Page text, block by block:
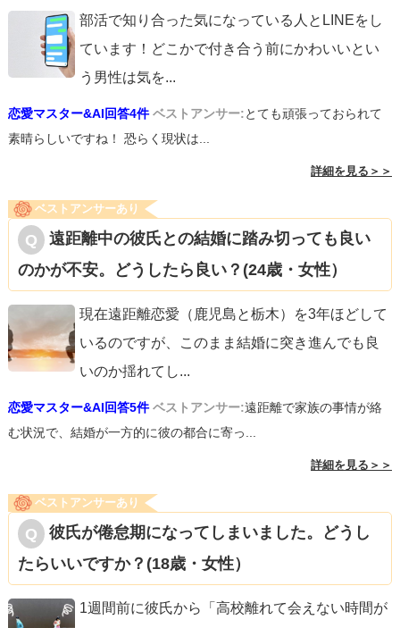
部活で知り合った気になっている人とLINEをし
ています！どこかで付き合う前にかわいいとい
う男性は気を...
恋愛マスター&AI回答4件 ベストアンサー:とても頑張っておられて
素晴らしいですね！ 恐らく現状は...
詳細を見る＞＞
ベストアンサーあり
遠距離中の彼氏との結婚に踏み切っても良い
のかが不安。どうしたら良い？(24歳・女性）
現在遠距離恋愛（鹿児島と栃木）を3年ほどして
いるのですが、このまま結婚に突き進んでも良
いのか揺れてし...
恋愛マスター&AI回答5件 ベストアンサー:遠距離で家族の事情が絡
む状況で、結婚が一方的に彼の都合に寄っ...
詳細を見る＞＞
ベストアンサーあり
彼氏が倦怠期になってしまいました。どうし
たらいいですか？(18歳・女性）
1週間前に彼氏から「高校離れて会えない時間が